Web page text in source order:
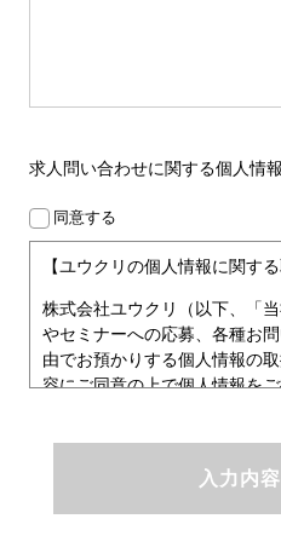
求人問い合わせに関する個人情
同意する
【ユウクリの個人情報に関す
株式会社ユウクリ（以下、「
やセミナーへの応募、各種お
由でお預かりする個人情報の
容にご同意の上で個人情報を
ユウクリにおける個人情報保